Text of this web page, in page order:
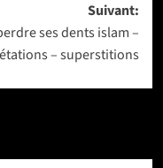
Suivant:
ses dents islam –
– superstitions